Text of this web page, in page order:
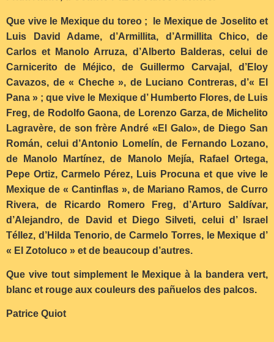
Que vive le Mexique du toreo ; le Mexique de Joselito et
Luis David Adame, d’Armillita, d’Armillita Chico, de
Carlos et Manolo Arruza, d’Alberto Balderas, celui de
Carnicerito de Méjico, de Guillermo Carvajal, d’Eloy
Cavazos, de « Cheche », de Luciano Contreras, d’« El
Pana » ; que vive le Mexique d’ Humberto Flores, de Luis
Freg, de Rodolfo Gaona, de Lorenzo Garza, de Michelito
Lagravère, de son frère André «El Galo», de Diego San
Román, celui d’Antonio Lomelín, de Fernando Lozano,
de Manolo Martínez, de Manolo Mejía, Rafael Ortega,
Pepe Ortiz, Carmelo Pérez, Luis Procuna et que vive le
Mexique de « Cantinflas », de Mariano Ramos, de Curro
Rivera, de Ricardo Romero Freg, d’Arturo Saldívar,
d’Alejandro, de David et Diego Silveti, celui d’ Israel
Téllez, d’Hilda Tenorio, de Carmelo Torres, le Mexique d’
« El Zotoluco » et de beaucoup d’autres.
Que vive tout simplement le Mexique à la bandera vert,
blanc et rouge aux couleurs des pañuelos des palcos.
Patrice Quiot